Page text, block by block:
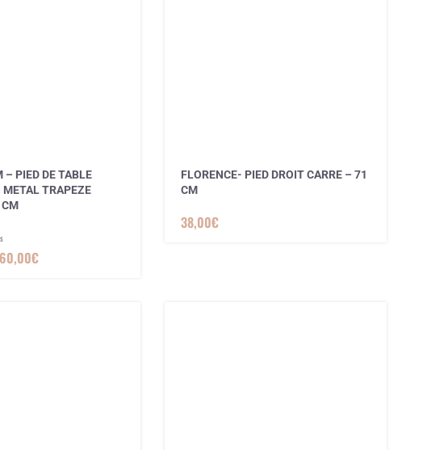
– PIED DE TABLE
METAL TRAPEZE
€
FLORENCE- PIED DROIT CARRE – 71
CM
38,00€